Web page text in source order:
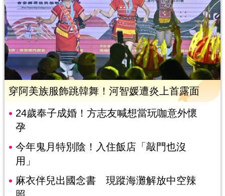
穿阿美族服飾跳韓舞！河智媛遭炎上首露面
24歲奉子成婚！方志友喊想當玩咖意外懷
孕
今年鬼月特別陰！入住飯店「敲門也沒
用」
麻衣伴兒出國念書 現蹤海灘解放中空辣